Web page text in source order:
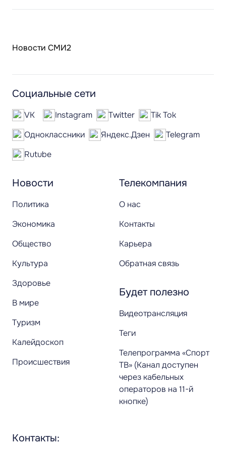
Новости СМИ2
Новости
Политика
Экономика
Общество
Культура
Здоровье
В мире
Туризм
Калейдоскоп
Происшествия
Телекомпания
О нас
Контакты
Карьера
Обратная связь
Будет полезно
Видеотрансляция
Теги
Телепрограмма «Спорт
ТВ» (Канал доступен
через кабельных
операторов на 11-й
кнопке)
Социальные сети
VK Instagram Twitter
Tik Tok
Одноклассники
Яндекс.Дзен
Telegram
Rutube
Контакты: